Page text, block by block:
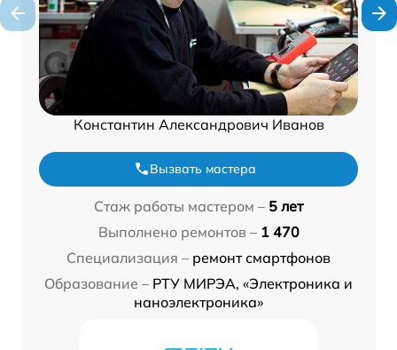
Константин Александрович Иванов
Вызвать мастера
Стаж работы мастером – 5 лет
Выполнено ремонтов – 1 470
Специализация – ремонт смартфонов
Образование – РТУ МИРЭА, «Электроника и
наноэлектроника»